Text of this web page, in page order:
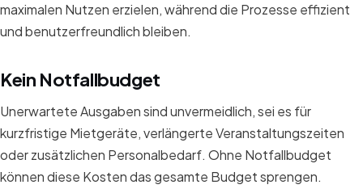
maximalen Nutzen erzielen, während die Prozesse effizient
und benutzerfreundlich bleiben.
Kein Notfallbudget
Unerwartete Ausgaben sind unvermeidlich, sei es für
kurzfristige Mietgeräte, verlängerte Veranstaltungszeiten
oder zusätzlichen Personalbedarf. Ohne Notfallbudget
können diese Kosten das gesamte Budget sprengen.